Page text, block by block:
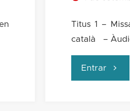
Titus 1 –
català –
Entrar "Una